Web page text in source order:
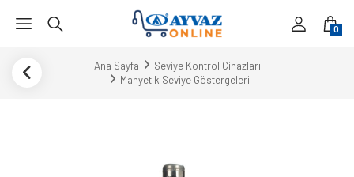
0
Ana Sayfa
Seviye Kontrol Cihazları
Manyetik Seviye Göstergeleri